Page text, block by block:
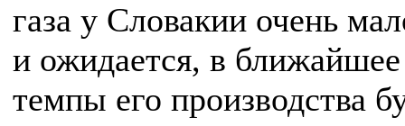
газа у Словакии очень
и ожидается, в
темпы его производства